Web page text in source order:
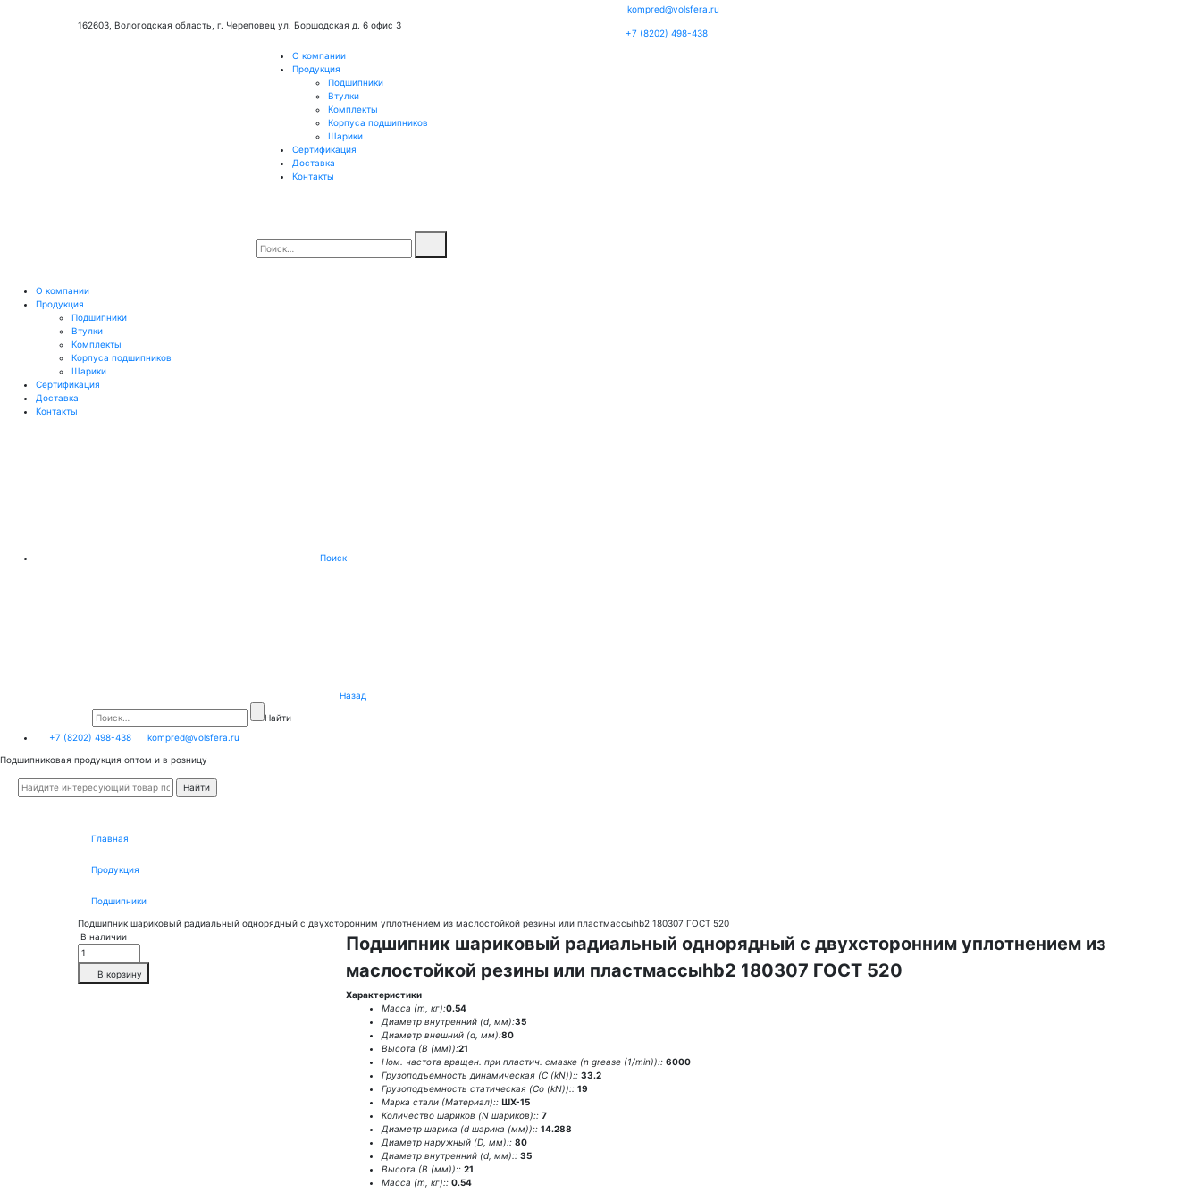
162603, Вологодская область, г. Череповец ул. Боршодская д. 6 офис 3
kompred@volsfera.ru
+7 (8202) 498-438
О компании
Продукция
Подшипники
Втулки
Комплекты
Корпуса подшипников
Шарики
Сертификация
Доставка
Контакты
О компании
Продукция
Подшипники
Втулки
Комплекты
Корпуса подшипников
Шарики
Сертификация
Доставка
Контакты
Поиск
Назад
Найти
+7 (8202) 498-438
kompred@volsfera.ru
Подшипниковая продукция оптом и в розницу
Главная
Продукция
Подшипники
Подшипник шариковый радиальный однорядный с двухсторонним уплотнением из маслостойкой резины или пластмассыhb2 180307 ГОСТ 520
В наличии
В корзину
Подшипник шариковый радиальный однорядный с двухсторонним уплотнением из
маслостойкой резины или пластмассыhb2 180307 ГОСТ 520
Характеристики
Масса (m, кг):0.54
Диаметр внутренний (d, мм):35
Диаметр внешний (d, мм):80
Высота (В (мм)):21
Ном. частота вращен. при пластич. смазке (n grease (1/min)):: 6000
Грузоподъемность динамическая (C (kN)):: 33.2
Грузоподъемность статическая (Co (kN)):: 19
Марка стали (Материал):: ШХ-15
Количество шариков (N шариков):: 7
Диаметр шарика (d шарика (мм)):: 14.288
Диаметр наружный (D, мм):: 80
Диаметр внутренний (d, мм):: 35
Высота (В (мм)):: 21
Масса (m, кг):: 0.54